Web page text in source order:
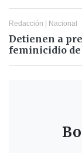
Redacción | Nacional
Detienen a
feminicidio